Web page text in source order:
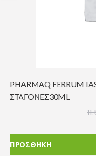
PHARMAQ FERRUM
ΣΤΑΓΟΝΕΣ30ML
ΠΡΟΣΘΗΚΗ